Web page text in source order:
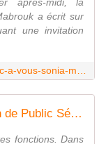
a écrit sur
une invitation
Christopher Baldelli nouveau patron de Public Sénat, Bertrand Delais reconduit à la tête de LCP
fonctions. Dans